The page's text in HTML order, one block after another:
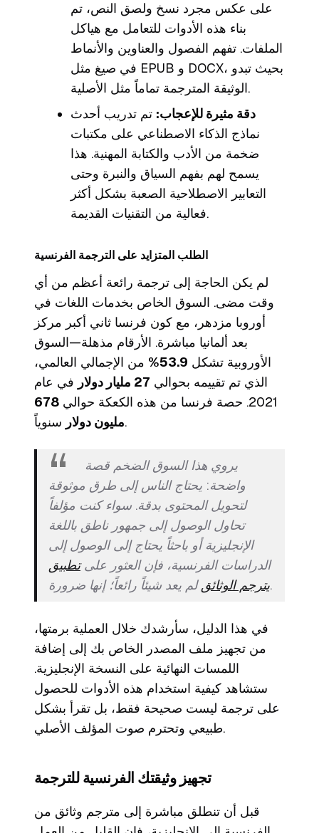
على عكس مجرد نسخ ولصق النص، تم
بناء هذه الأدوات للتعامل مع هياكل
الملفات. تفهم الفصول والعناوين والأنماط
في صيغ مثل EPUB و DOCX، بحيث تبدو
الوثيقة المترجمة تماماً مثل الأصلية.
دقة مثيرة للإعجاب: تم تدريب أحدث
نماذج الذكاء الاصطناعي على مكتبات
ضخمة من الأدب والكتابة المهنية. هذا
يسمح لهم بفهم السياق والنبرة وحتى
التعابير الاصطلاحية الصعبة بشكل أكثر
فعالية من التقنيات القديمة.
الطلب المتزايد على الترجمة الفرنسية
لم يكن الحاجة إلى ترجمة رائعة أعظم من أي
وقت مضى. السوق الخاص بخدمات اللغات في
أوروبا مزدهر، مع كون فرنسا ثاني أكبر مركز
بعد ألمانيا مباشرة. الأرقام مذهلة—السوق
الأوروبية تشكل 53.9%
من الإجمالي العالمي،
الذي تم تقييمه بحوالي 27 مليار دولار
في عام
2021. حصة فرنسا من هذه الكعكة حوالي
678
مليون دولارسنوياً.
يروي هذا السوق الضخم قصة
واضحة: يحتاج الناس إلى طرق موثوقة
لتحويل المحتوى بدقة. سواء كنت مؤلفاً
تحاول الوصول إلى جمهور ناطق باللغة
الإنجليزية أو باحثاً يحتاج إلى الوصول إلى
الدراسات الفرنسية، فإن العثور علىتطبيق
يترجم الوثائقلم يعد شيئاً رائعاً؛ إنها ضرورة.
في هذا الدليل، سأرشدك خلال العملية برمتها،
من تجهيز ملف المصدر الخاص بك إلى إضافة
اللمسات النهائية على النسخة الإنجليزية.
ستشاهد كيفية استخدام هذه الأدوات للحصول
على ترجمة ليست صحيحة فقط، بل تقرأ بشكل
طبيعي وتحترم صوت المؤلف الأصلي.
تجهيز وثيقتك الفرنسية للترجمة
قبل أن تنطلق مباشرة إلى مترجم وثائق من